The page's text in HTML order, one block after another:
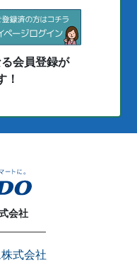
会員登録が
！
会社
式会社